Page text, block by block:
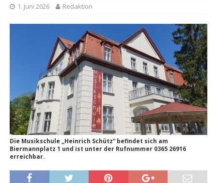
1. Juni 2026 Redaktion
Die Musikschule „Heinrich Schütz“ befindet sich am
Biermannplatz 1 und ist unter der Rufnummer 0365 26916
erreichbar.